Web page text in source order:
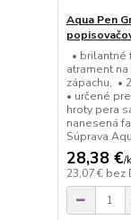
Aqua Pen
• brilantné
atrament
zápachu, •
• určené
hroty pera
nanesená
Súprava
28,38 €/
23,07 € bez